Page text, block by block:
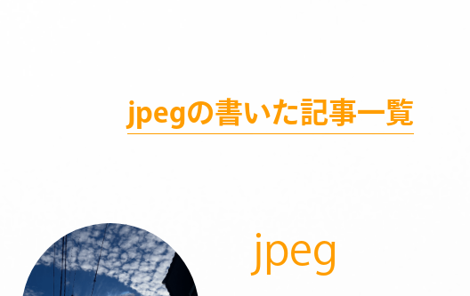
jpegの書いた記事一覧
jpeg